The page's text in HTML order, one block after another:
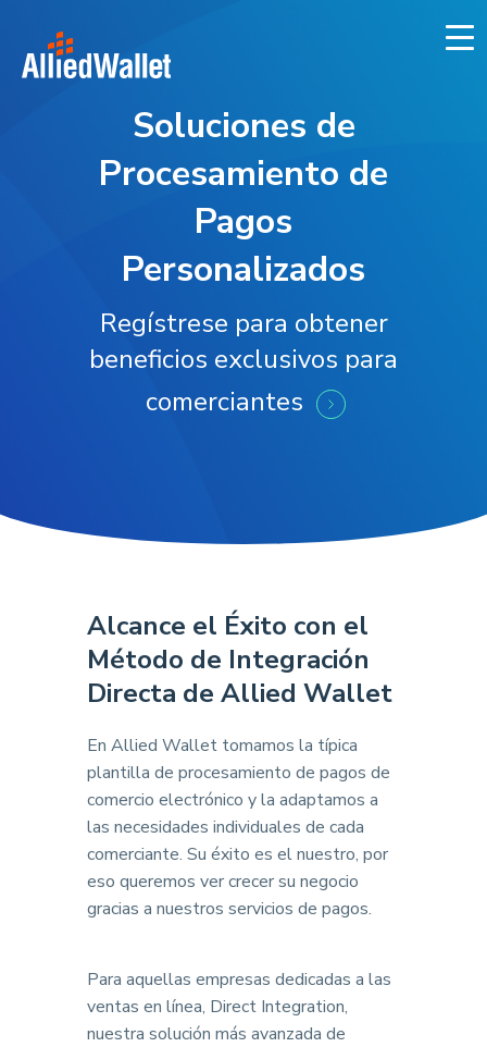
content
Soluciones de
Procesamiento de
Pagos
Personalizados
Regístrese para obtener
beneficios exclusivos para
comerciantes
Alcance el Éxito con el
Método de Integración
Directa de Allied Wallet
En Allied Wallet tomamos la típica
plantilla de procesamiento de pagos de
comercio electrónico y la adaptamos a
las necesidades individuales de cada
comerciante. Su éxito es el nuestro, por
eso queremos ver crecer su negocio
gracias a nuestros servicios de pagos.
Para aquellas empresas dedicadas a las
ventas en línea, Direct Integration,
nuestra solución más avanzada de